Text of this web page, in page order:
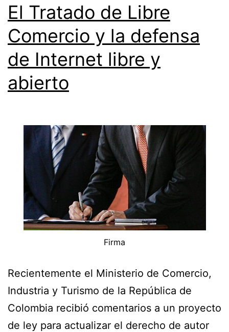
El Tratado de Libre
Comercio y la defensa
de Internet libre y
abierto
Firma
Recientemente el Ministerio de Comercio,
Industria y Turismo de la República de
Colombia recibió comentarios a un proyecto
de ley para actualizar el derecho de autor